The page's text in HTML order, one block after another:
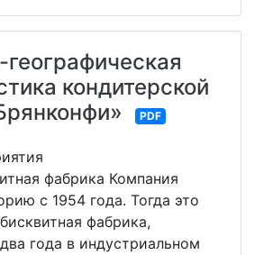
кондитерской
PDF
фабрика Компания
с 1954 года. Тогда это
фабрика,
года в индустриальном